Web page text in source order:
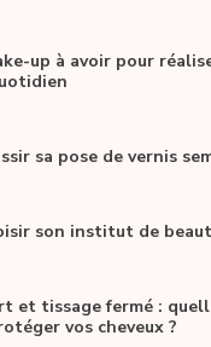
up à avoir pour
sa pose de vernis
son institut de
et tissage fermé :
vos cheveux ?